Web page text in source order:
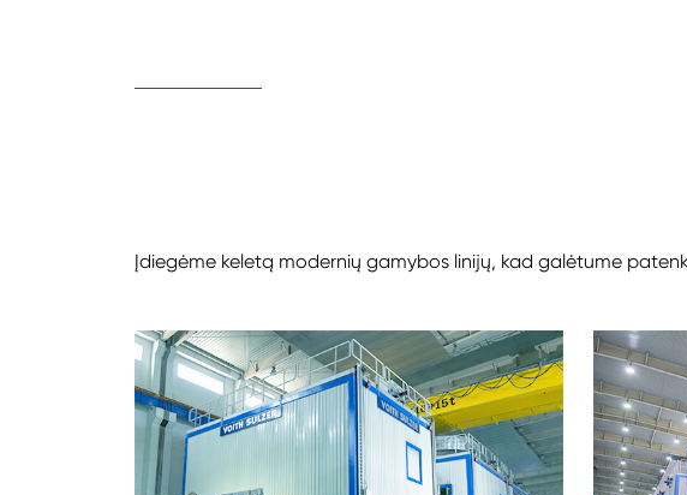
Įdiegėme keletą modernių gamybos linijų, kad galėtume